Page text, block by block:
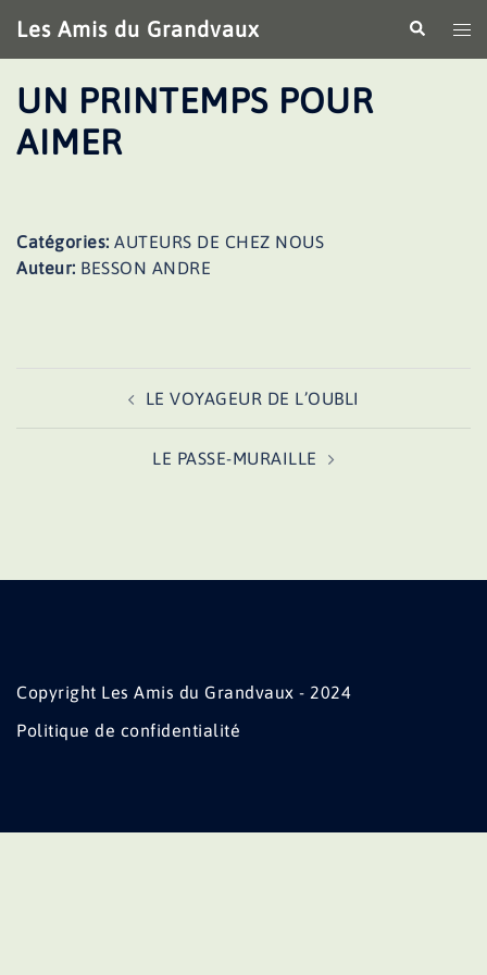
au
contenu
Les Amis du Grandvaux
le
UN PRINTEMPS POUR
AIMER
Catégories: AUTEURS DE CHEZ NOUS
Auteur: BESSON ANDRE
LE VOYAGEUR DE L’OUBLI
LE PASSE-MURAILLE
Copyright Les Amis du Grandvaux - 2024
Politique de confidentialité